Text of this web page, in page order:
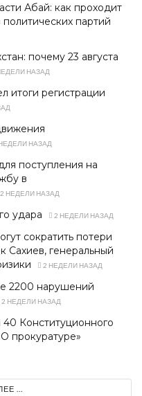
Абай: как проходит
партий
почему 23 августа
НАЗАД
итоги регистрации
НАЗАД
поступления на
в
2 НЕДЕЛИ НАЗАД
удара 2 НЕДЕЛИ НАЗАД
сократить потери
Сахиев, генеральный
2 НЕДЕЛИ НАЗАД
2200 нарушений
2 НЕДЕЛИ НАЗАД
Конституционного
прокуратуре»
...